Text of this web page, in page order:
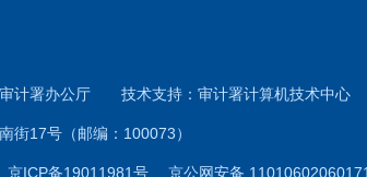
审计署办公厅 技术支持：审计署计算机技术中心
街17号（邮编：100073）
京ICP备19011981号 京公网安备 11010602060171